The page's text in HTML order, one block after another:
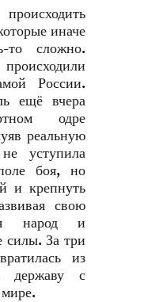
иначе
то сложно.
России.
ещё вчера
одре
реальную
уступила
боя, но
и крепнуть
свою
народ и
силы. За три
из
державу с